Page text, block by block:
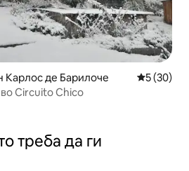
Карлос де Барилоче Просечна
5 (30)
Circuito Chico
треба да ги